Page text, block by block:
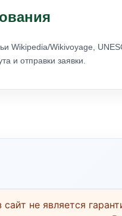
Wikipedia/Wikivoyage,
и отправки заявки.
сайт не является